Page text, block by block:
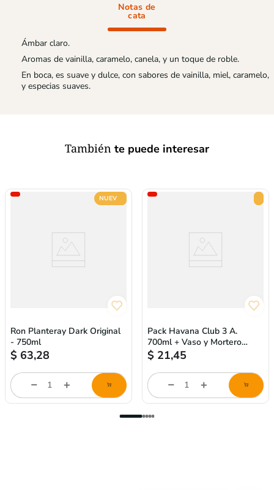
Notas de
cata
Ámbar claro.
Aromas de vainilla, caramelo, canela, y un toque de roble.
En boca, es suave y dulce, con sabores de vainilla, miel, caramelo,
y especias suaves.
También te puede interesar
NUEVO
Ron Planteray Dark Original
- 750ml
$ 63,28
store/product-
list.quantityStepper.label
Pack Havana Club 3 A.
700ml + Vaso y Mortero
Para Mojito
$ 21,45
store/product-